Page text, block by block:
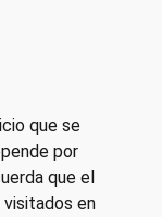
que se
por
que el
visitados en